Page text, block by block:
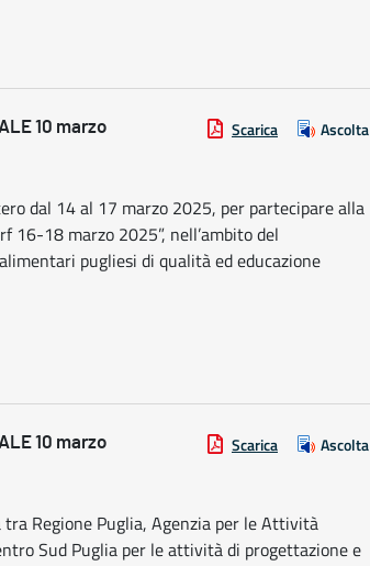
10 marzo
Scarica Ascolta
dal 14 al 17 marzo 2025, per partecipare alla
16-18 marzo 2025”, nell’ambito del
pugliesi di qualità ed educazione
10 marzo
Scarica Ascolta
Regione Puglia, Agenzia per le Attività
Sud Puglia per le attività di progettazione e